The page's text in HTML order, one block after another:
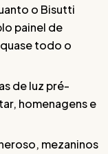
o Bisutti
painel de
todo o
de luz pré-
homenagens e
mezaninos